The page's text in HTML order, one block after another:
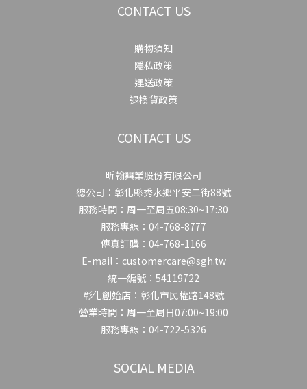
CONTACT US
購物須知
隱私政策
運送政策
退換貨政策
CONTACT US
昕翰興業股份有限公司
總公司：彰化縣秀水鄉平安二街88號
服務時間：周一至周五08:30~17:30
服務專線：04-768-8777
傳真訂購：04-768-1166
E-mail：customercare@sgh.tw
統一編號：54119722
彰化創始店：彰化市民權路148號
營業時間：周一至周日07:00~19:00
服務專線：04-722-5326
SOCIAL MEDIA